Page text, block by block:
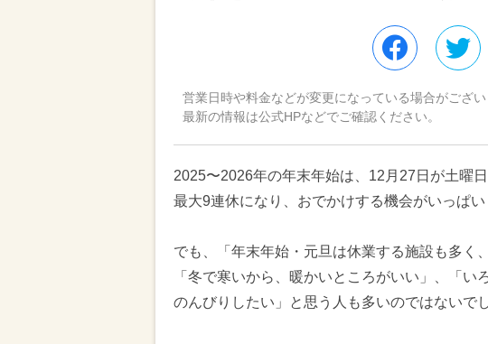
営業日時や料金などが変更になっている場合がござい
最新の情報は公式HPなどでご確認ください。
2025〜2026年の年末年始は、12月27日が土曜
最大9連休になり、おでかけする機会がいっぱい
でも、「年末年始・元旦は休業する施設も多く
「冬で寒いから、暖かいところがいい」、「
のんびりしたい」と思う人も多いのではないで